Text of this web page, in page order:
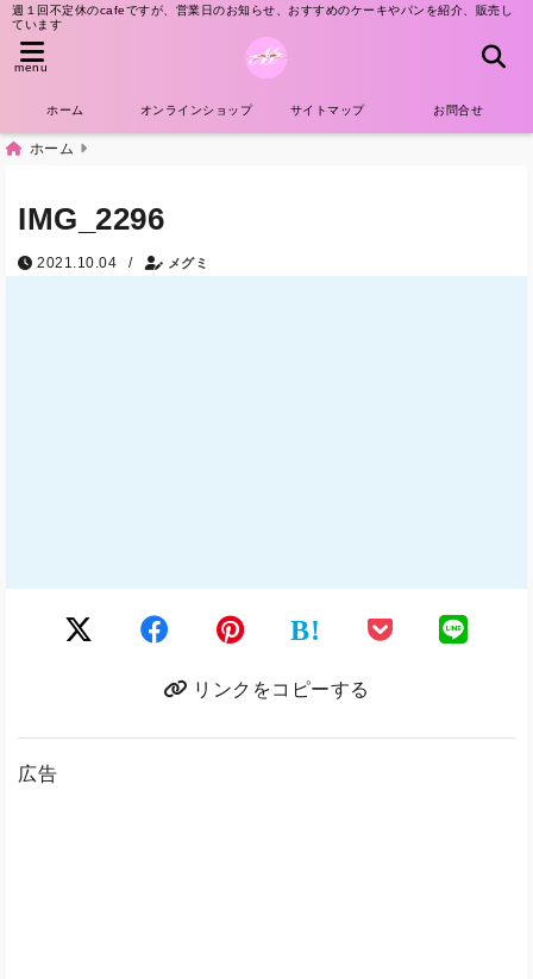
週１回不定休のcafeですが、営業日のお知らせ、おすすめのケーキやパンを紹介、販売し
ています
menu
ホーム オンラインショップ サイトマップ お問合せ
ホーム
IMG_2296
2021.10.04 / メグミ
B!
リンクをコピーする
広告